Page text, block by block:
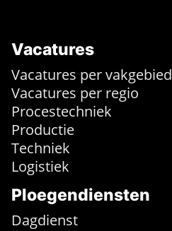
Vacatures
Vacatures per vakgebied
Vacatures per regio
Procestechniek
Productie
Techniek
Logistiek
Ploegendiensten
Dagdienst